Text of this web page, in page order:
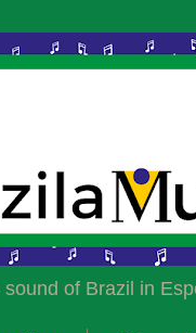
of Brazil in